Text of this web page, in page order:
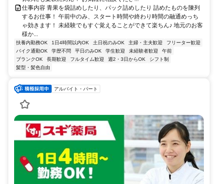
仕事内容 青果を袋詰めしたり、パック詰めしたり 詰めたものを陳列
するお仕事！ 午前中のみ、スタート時間や終わり時間の融通めっち
ゃ効きます！ 未経験でもすぐ覚えることができて楽ちん♪ 地元のお客
様か...
扶養内勤務OK 1日4時間以内OK 土日祝のみOK 主婦・主夫歓迎
フリーター歓迎
バイク通勤OK
学歴不問 平日のみOK 学生歓迎 未経験者歓迎
午前
ブランクOK
長期歓迎 フルタイム歓迎 週2・3日からOK
シフト制
髪型・髪色自由
アルバイト・パート